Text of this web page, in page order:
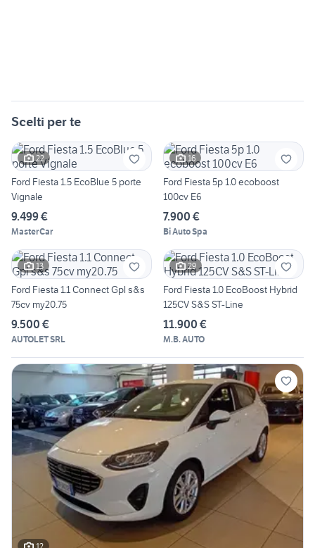
Scelti per te
22
Ford Fiesta 1.5 EcoBlue 5 porte
Vignale
9.499 €
MasterCar
16
Ford Fiesta 5p 1.0 ecoboost
100cv E6
7.900 €
Bi Auto Spa
13
Ford Fiesta 1.1 Connect Gpl s&s
75cv my20.75
9.500 €
AUTOLET SRL
29
Ford Fiesta 1.0 EcoBoost Hybrid
125CV S&S ST-Line
11.900 €
M.B. AUTO